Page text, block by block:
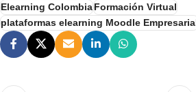
Elearning ColombiaFormación Virtual
plataformas elearning Moodle Empresarial